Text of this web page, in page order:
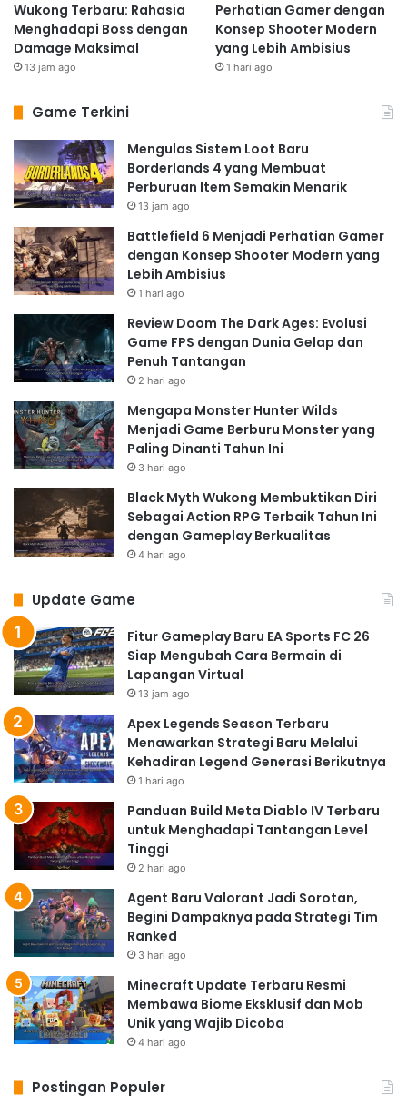
Wukong Terbaru: Rahasia
Menghadapi Boss dengan
Damage Maksimal
13 jam ago
Perhatian Gamer dengan
Konsep Shooter Modern
yang Lebih Ambisius
1 hari ago
Game Terkini
Mengulas Sistem Loot Baru
Borderlands 4 yang Membuat
Perburuan Item Semakin Menarik
13 jam ago
Battlefield 6 Menjadi Perhatian Gamer
dengan Konsep Shooter Modern yang
Lebih Ambisius
1 hari ago
Review Doom The Dark Ages: Evolusi
Game FPS dengan Dunia Gelap dan
Penuh Tantangan
2 hari ago
Mengapa Monster Hunter Wilds
Menjadi Game Berburu Monster yang
Paling Dinanti Tahun Ini
3 hari ago
Black Myth Wukong Membuktikan Diri
Sebagai Action RPG Terbaik Tahun Ini
dengan Gameplay Berkualitas
4 hari ago
Update Game
Fitur Gameplay Baru EA Sports FC 26
Siap Mengubah Cara Bermain di
Lapangan Virtual
13 jam ago
Apex Legends Season Terbaru
Menawarkan Strategi Baru Melalui
Kehadiran Legend Generasi Berikutnya
1 hari ago
Panduan Build Meta Diablo IV Terbaru
untuk Menghadapi Tantangan Level
Tinggi
2 hari ago
Agent Baru Valorant Jadi Sorotan,
Begini Dampaknya pada Strategi Tim
Ranked
3 hari ago
Minecraft Update Terbaru Resmi
Membawa Biome Eksklusif dan Mob
Unik yang Wajib Dicoba
4 hari ago
Postingan Populer